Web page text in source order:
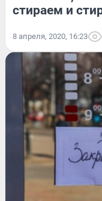
стираем и
8 апреля, 2020, 16:23